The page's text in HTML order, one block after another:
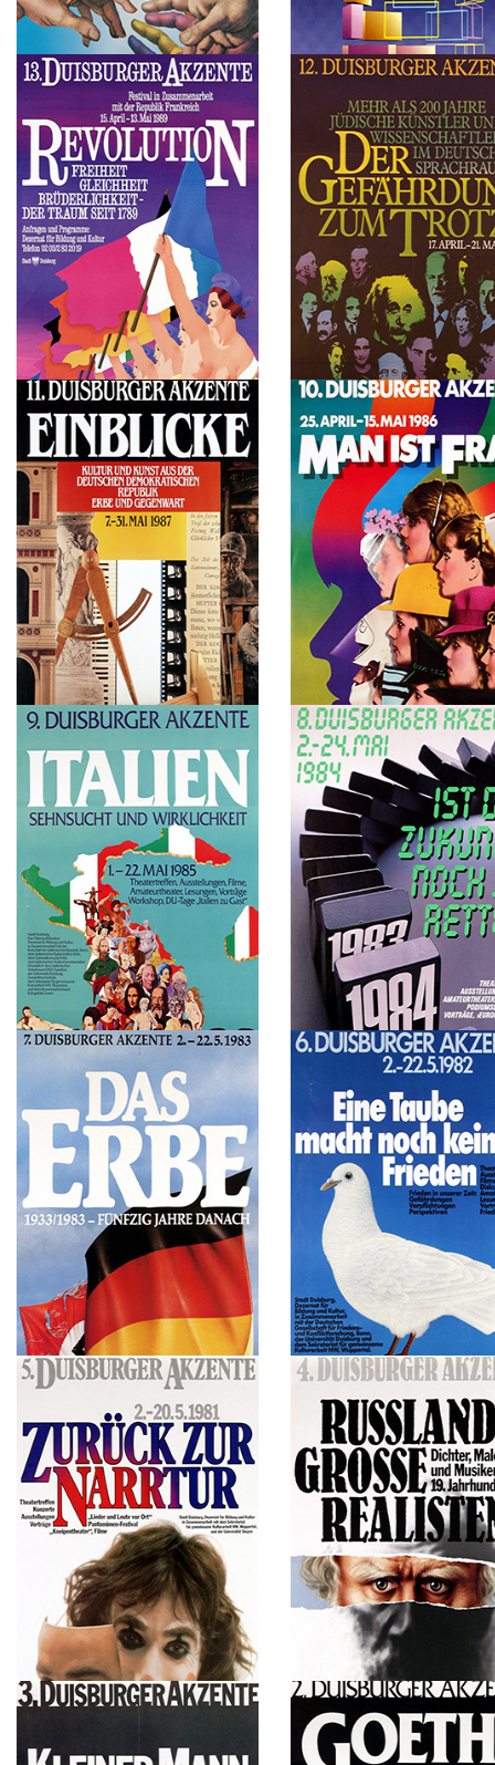
1991
Gott, Götter, Götzen, Gurus
1990
Unser Haus Europa
1989
REVOLUTION. Freiheit, Gleichheit,
Brüderlichkeit-der Traum seit 1789
1988
Der Gefährdung zum Trotz.
als 200 Jahre jüdische
und Wissenschaftler im
Sprachraum
1987
EINBLICKE. Kultur und Kunst aus der
Deutschen Demokratischen
Republik. Erbe und Gegenwart
1986
Man ist Frau
1985
Italien. Sehnsucht und Wirklichkeit
1984
Ist die Zukunft noch zu
1983
Das Erbe. 1933/1983-Fünfzig Jahre
danach
1982
Eine Taube macht noch
Frieden